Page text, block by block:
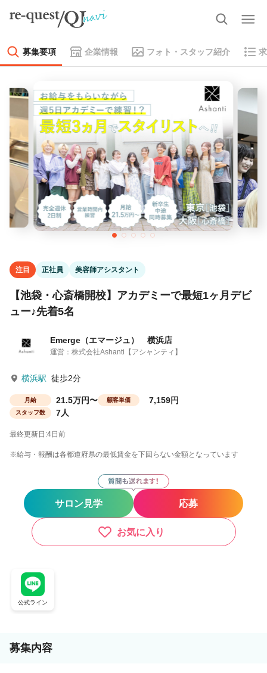
募集要項 企業情報 フォト・スタッフ紹介
注目 正社員 美容師アシスタント
【池袋・心斎橋開校】アカデミーで最短1ヶ月デビ
ュー♪先着5名
Emerge（エマージュ） 横浜店
運営：株式会社Ashanti【アシャンティ】
横浜駅 徒歩2分
月給 21.5万円〜 顧客単価 7,159円
スタッフ数 7人
最終更新日:4日前
※給与・報酬は各都道府県の最低賃金を下回らない金額となっています
サロン見学 応募
お気に入り
公式ライン
募集内容